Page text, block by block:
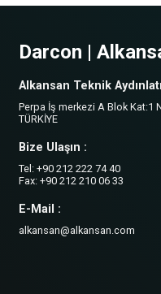
Darcon |
Alkansan Teknik
Perpa İş merkezi A Blok Kat:1
TÜRKİYE
Bize Ulaşın :
Tel: +90 212 222 74 40
Fax: +90 212 210 06 33
E-Mail :
alkansan@alkansan.com